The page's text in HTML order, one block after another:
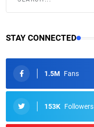
STAY CONNECTED
1.5M Fans
153K Followers